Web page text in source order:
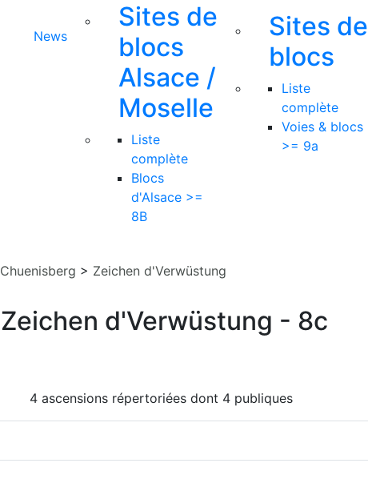
News
Sites de
blocs
Alsace /
Moselle
Liste
complète
Blocs
d'Alsace >=
8B
Sites de
blocs
Liste
complète
Voies & blocs
>= 9a
Chuenisberg > Zeichen d'Verwüstung
Zeichen d'Verwüstung - 8c
4 ascensions répertoriées dont 4 publiques